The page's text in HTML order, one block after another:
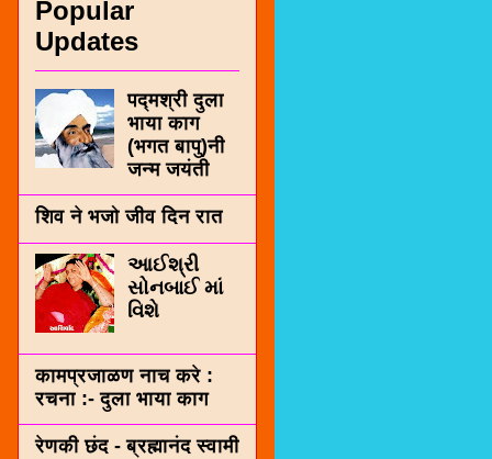
Popular
Updates
पद्मश्री दुला
भाया काग
(भगत बापु)नी
जन्म जयंती
शिव ने भजो जीव दिन रात
આઈશ્રી
સોનબાઈ માં
વિશે
कामप्रजाळण नाच करे :
रचना :- दुला भाया काग
रेणकी छंद - ब्रह्मानंद स्वामी